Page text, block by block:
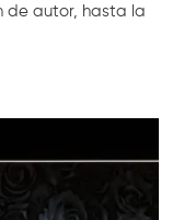
de autor, hasta la